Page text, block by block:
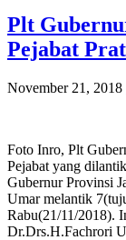
Plt
Pejabat
November 21, 2018
Foto Inro, Plt
Pejabat yang
Gubernur Provinsi
Umar melantik
Rabu(21/11/2018).
Dr.Drs.H.Fachrori